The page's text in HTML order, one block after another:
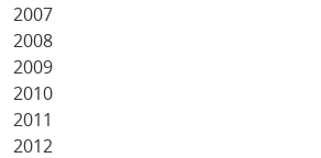
2007
2008
2009
2010
2011
2012